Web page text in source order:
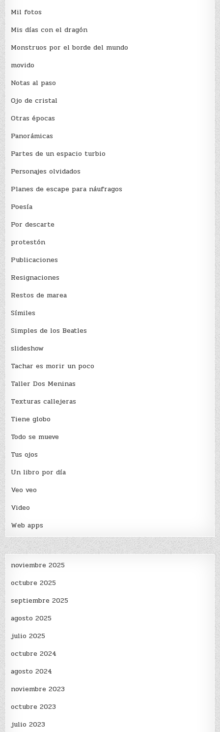
Mil fotos
Mis días con el dragón
Monstruos por el borde del mundo
movido
Notas al paso
Ojo de cristal
Otras épocas
Panorámicas
Partes de un espacio turbio
Personajes olvidados
Planes de escape para náufragos
Poesía
Por descarte
protestón
Publicaciones
Resignaciones
Restos de marea
Sí­miles
Simples de los Beatles
slideshow
Tachar es morir un poco
Taller Dos Meninas
Texturas callejeras
Tiene globo
Todo se mueve
Tus ojos
Un libro por día
Veo veo
Video
Web apps
noviembre 2025
octubre 2025
septiembre 2025
agosto 2025
julio 2025
octubre 2024
agosto 2024
noviembre 2023
octubre 2023
julio 2023